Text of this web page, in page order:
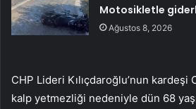
Motosikletle
Ağustos 8, 2026
CHP Lideri Kılıçdaroğlu’nun kardeşi
kalp yetmezliği nedeniyle dün 68